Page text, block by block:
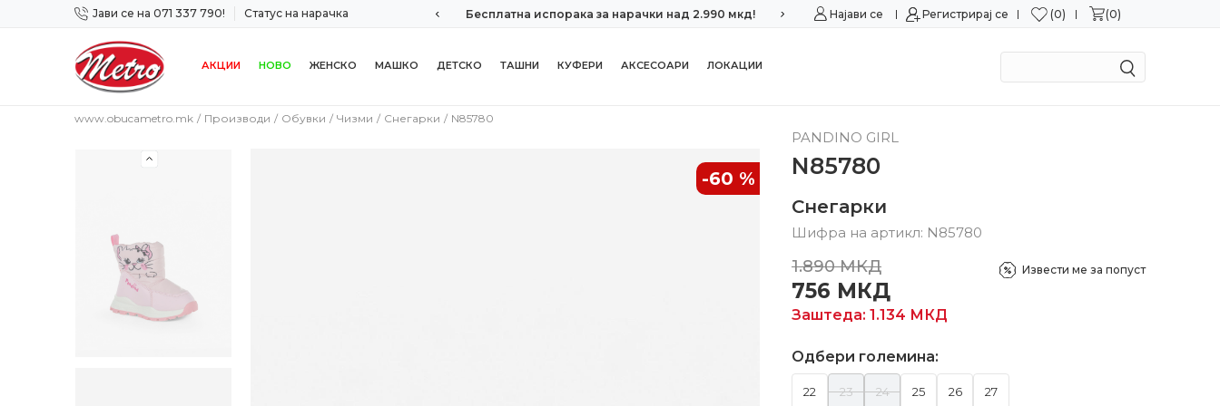
Јави се на 071 337 790! Статус на нарачка
Сигурно плаќање со платежна картичка! Бесплатна испорака за нарачки над 2.990 мкд! Можност за замена во рок од 15 дена!
Најави се Регистрирај се 0 0
АКЦИИ НОВО ЖЕНСКО МАШКО ДЕТСКО ТАШНИ КУФЕРИ АКСЕСОАРИ ЛОКАЦИИ
www.obucametro.mk Производи Обувки Чизми Снегарки N85780
-60 %
PANDINO GIRL
N85780
Снегарки
Шифра на артикл: N85780
1.890 МКД
756 МКД
Заштеда: 1.134 МКД
Извести ме за попуст
Одбери големина:
22 23 24 25 26 27